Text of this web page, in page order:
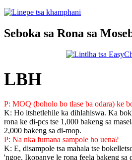
Seboka sa Rona sa
LBH
P: MOQ (boholo bo tlase ba odara) ke
K: Ho itshetlehile ka dihlahiswa. Ka
rona ke di-pcs tse 1,000 bakeng sa
2,000 bakeng sa di-mop.
P: Na nka fumana sampole ho uena?
K: E, disampole tsa mahala tse
'ngoe. Ikopanye le rona feela bakeng sa